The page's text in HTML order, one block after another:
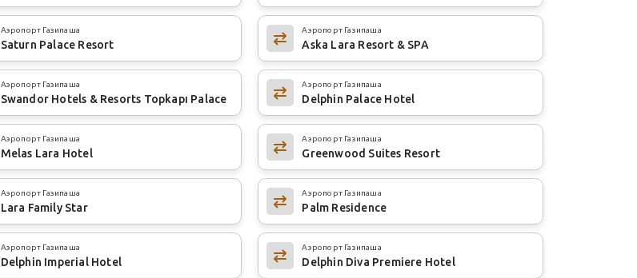
Аэропорт Газипаша
Saturn Palace Resort
Аэропорт Газипаша
Aska Lara Resort & SPA
Аэропорт Газипаша
Swandor Hotels & Resorts Topkapı Palace
Аэропорт Газипаша
Delphin Palace Hotel
Аэропорт Газипаша
Melas Lara Hotel
Аэропорт Газипаша
Greenwood Suites Resort
Аэропорт Газипаша
Lara Family Star
Аэропорт Газипаша
Palm Residence
Аэропорт Газипаша
Delphin Imperial Hotel
Аэропорт Газипаша
Delphin Diva Premiere Hotel